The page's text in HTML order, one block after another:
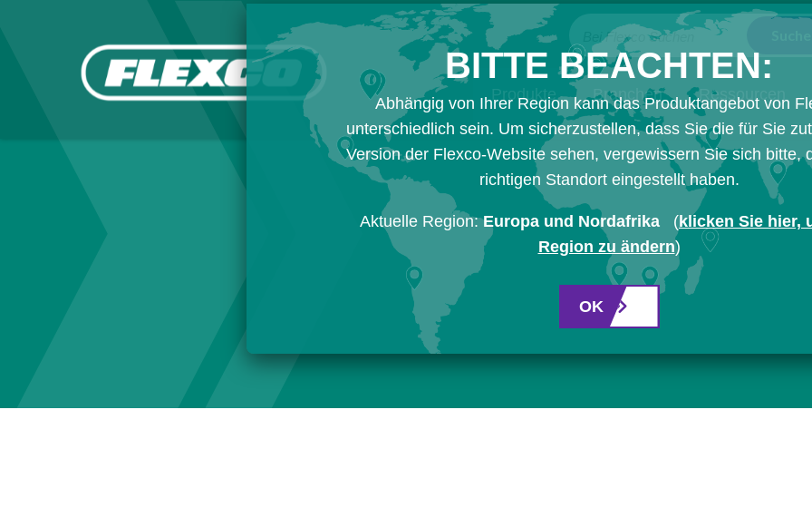
Bei Flexco Suchen
Produkte Branchen Ressourcen
BITTE BEACHTEN:
Abhängig von Ihrer Region kann das Produktangebot von
unterschiedlich sein. Um sicherzustellen, dass Sie die für Sie
Version der Flexco-Website sehen, vergewissern Sie sich bitte,
richtigen Standort eingestellt haben.
Aktuelle Region:Europa und Nordafrika (klicken Sie hier,
Region zu ändern)
OK